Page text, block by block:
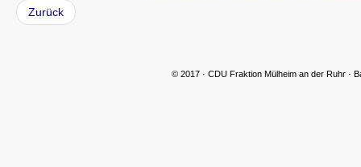
Zurück
© 2017 · CDU Fraktion Mülheim an der Ruhr ·